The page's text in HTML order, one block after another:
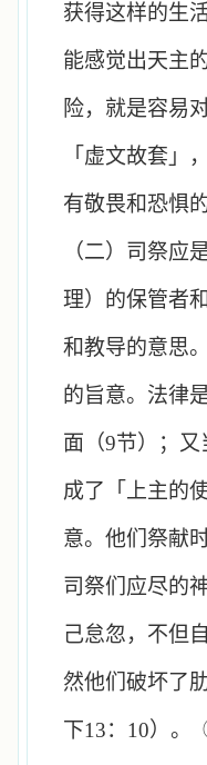
获得这样的生
能感觉出天主
险，就是容易
「虚文故套」
有敬畏和恐惧
（二）司祭应
理）的保管者
和教导的意思
的旨意。法律
面（9节）；又
成了「上主的
意。他们祭献
司祭们应尽的
己怠忽，不但
然他们破坏了
下13： 10）。